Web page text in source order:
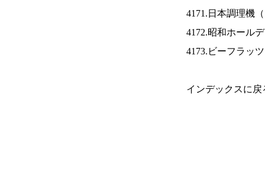
4171.日本調理機（
4172.昭和ホール
4173.ビーフラッ
インデックスに戻